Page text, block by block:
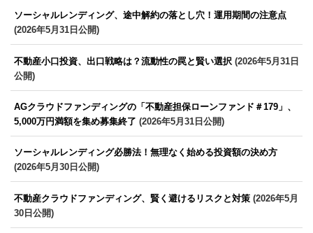
ソーシャルレンディング、途中解約の落とし穴！運用期間の注意点
(2026年5月31日公開)
不動産小口投資、出口戦略は？流動性の罠と賢い選択 (2026年5月31日
公開)
AGクラウドファンディングの「不動産担保ローンファンド＃179」、
5,000万円満額を集め募集終了 (2026年5月31日公開)
ソーシャルレンディング必勝法！無理なく始める投資額の決め方
(2026年5月30日公開)
不動産クラウドファンディング、賢く避けるリスクと対策 (2026年5月
30日公開)